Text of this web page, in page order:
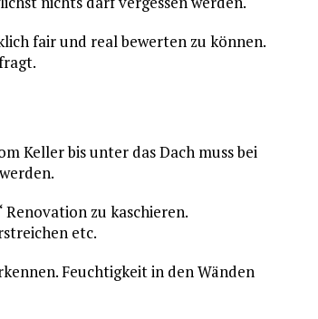
fair und real bewerten zu können.
Keller bis unter das Dach muss bei
zu kaschieren.
etc.
Feuchtigkeit in den Wänden